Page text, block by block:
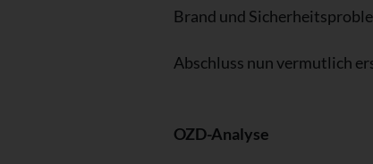
Brand und
Abschluss nun vermutlich
OZD-Analyse